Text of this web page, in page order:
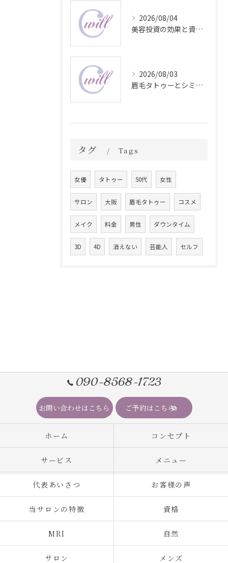
2026/08/04
美容投資の効果と資産価値の解説
2026/08/03
眉毛タトゥーとシミ予防に効く食材解説
タグ Tags
女優 タトゥー 50代 女性
サロン 大阪 眉毛タトゥー コスメ
メイク 料金 男性 ダウンタイム
3D 4D 消えない 芸能人 セルフ
090-8568-1723
お問い合わせはこちら ご予約はこちら
ホーム コンセプト
サービス メニュー
代表あいさつ お客様の声
当サロンの特徴 資格
MRI 自然
サロン メンズ